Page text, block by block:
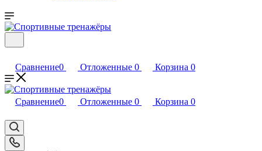
Сравнение0 Отложенные 0 Корзина 0
Сравнение0 Отложенные 0 Корзина 0